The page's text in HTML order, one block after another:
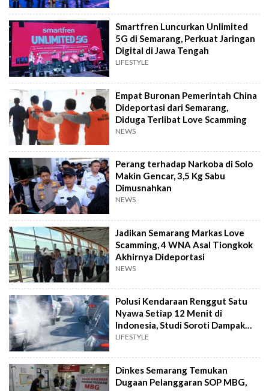
Smartfren Luncurkan Unlimited
5G di Semarang, Perkuat Jaringan
Digital di Jawa Tengah
LIFESTYLE
Empat Buronan Pemerintah China
Dideportasi dari Semarang,
Diduga Terlibat Love Scamming
NEWS
Perang terhadap Narkoba di Solo
Makin Gencar, 3,5 Kg Sabu
Dimusnahkan
NEWS
Jadikan Semarang Markas Love
Scamming, 4 WNA Asal Tiongkok
Akhirnya Dideportasi
NEWS
Polusi Kendaraan Renggut Satu
Nyawa Setiap 12 Menit di
Indonesia, Studi Soroti Dampak
Seriusnya
LIFESTYLE
Dinkes Semarang Temukan
Dugaan Pelanggaran SOP MBG,